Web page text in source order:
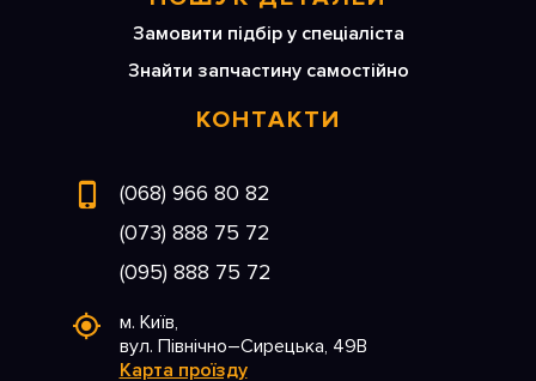
Замовити підбір у спеціаліста
Знайти запчастину самостійно
КОНТАКТИ
(068) 966 80 82
(073) 888 75 72
(095) 888 75 72
м. Київ,
вул. Північно–Сирецька, 49В
Карта проїзду